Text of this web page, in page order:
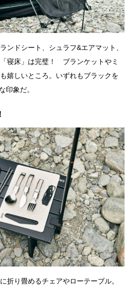
ンドシート、シュラフ&エアマット、
寝床」は完璧！ ブランケットやミ
嬉しいところ。いずれもブラックを
印象だ。
折り畳めるチェアやローテーブル。